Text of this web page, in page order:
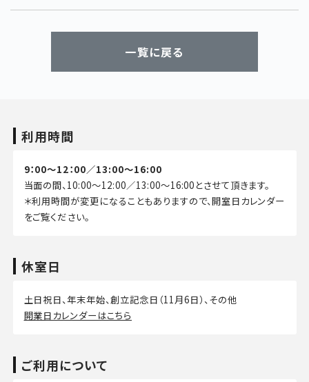
一覧に戻る
利用時間
9：00～12：00／13:00～16:00
当面の間、10:00～12:00／13:00～16:00とさせて頂きます。
＊利用時間が変更になることもありますので、開室日カレンダー
をご覧ください。
休室日
土日祝日、年末年始、創立記念日（11月6日）、その他
開業日カレンダーはこちら
ご利用について